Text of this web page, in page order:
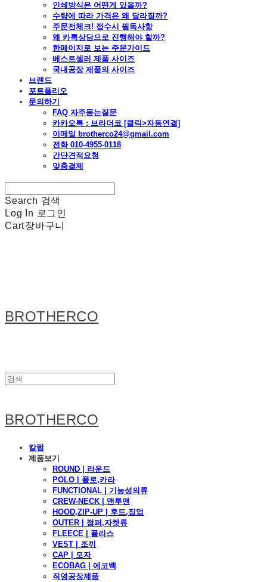
인쇄방식은 어떤게 있을까?
수량에 따라 가격은 왜 달라질까?
주문전체크! 접수시 필독사항
왜 카톡상담으로 진행해야 할까?
한페이지로 보는 주문가이드
베스트셀러 제품 사이즈
국내공장 제품의 사이즈
브랜드
포트폴리오
문의하기
FAQ 자주묻는질문
카카오톡 : 브라더코 [클릭>자동연결]
이메일 brotherco24@gmail.com
전화 010-4955-0118
간단견적요청
맞춤결제
Search 검색
Log In 로그인
Cart장바구니
BROTHERCO
BROTHERCO
칼럼
제품보기
ROUND | 라운드
POLO | 폴로,카라
FUNCTIONAL | 기능성의류
CREW-NECK | 맨투맨
HOOD,ZIP-UP | 후드,집업
OUTER | 점퍼,자켓류
FLEECE | 플리스
VEST | 조끼
CAP | 모자
ECOBAG | 에코백
직영공장제품